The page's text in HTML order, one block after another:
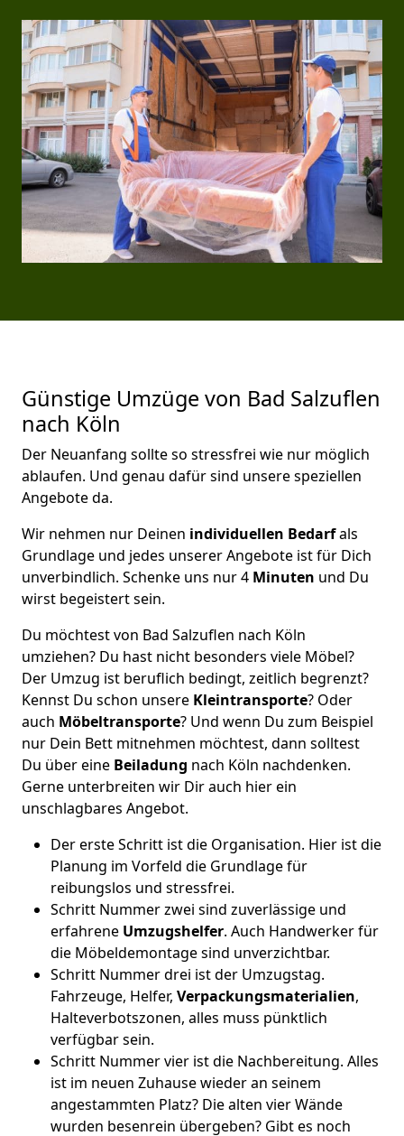
Günstige Umzüge von Bad Salzuflen
nach Köln
Der Neuanfang sollte so stressfrei wie nur möglich
ablaufen. Und genau dafür sind unsere speziellen
Angebote da.
Wir nehmen nur Deinen individuellen Bedarfals
Grundlage und jedes unserer Angebote ist für Dich
unverbindlich. Schenke uns nur 4 Minuten und Du
wirst begeistert sein.
Du möchtest von Bad Salzuflen nach Köln
umziehen? Du hast nicht besonders viele Möbel?
Der Umzug ist beruflich bedingt, zeitlich begrenzt?
Kennst Du schon unsere Kleintransporte? Oder
auch Möbeltransporte? Und wenn Du zum Beispiel
nur Dein Bett mitnehmen möchtest, dann solltest
Du über eine Beiladung nach Köln nachdenken.
Gerne unterbreiten wir Dir auch hier ein
unschlagbares Angebot.
Der erste Schritt ist die Organisation. Hier ist die
Planung im Vorfeld die Grundlage für
reibungslos und stressfrei.
Schritt Nummer zwei sind zuverlässige und
erfahrene Umzugshelfer. Auch Handwerker für
die Möbeldemontage sind unverzichtbar.
Schritt Nummer drei ist der Umzugstag.
Fahrzeuge, Helfer, Verpackungsmaterialien,
Halteverbotszonen, alles muss pünktlich
verfügbar sein.
Schritt Nummer vier ist die Nachbereitung. Alles
ist im neuen Zuhause wieder an seinem
angestammten Platz? Die alten vier Wände
wurden besenrein übergeben? Gibt es noch